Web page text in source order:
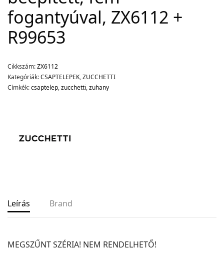
fogantyúval, ZX6112 +
R99653
Cikkszám:ZX6112
Kategóriák:CSAPTELEPEK,ZUCCHETTI
Címkék:csaptelep,zucchetti,zuhany
Leírás Brand
MEGSZŰNT SZÉRIA! NEM RENDELHETŐ!